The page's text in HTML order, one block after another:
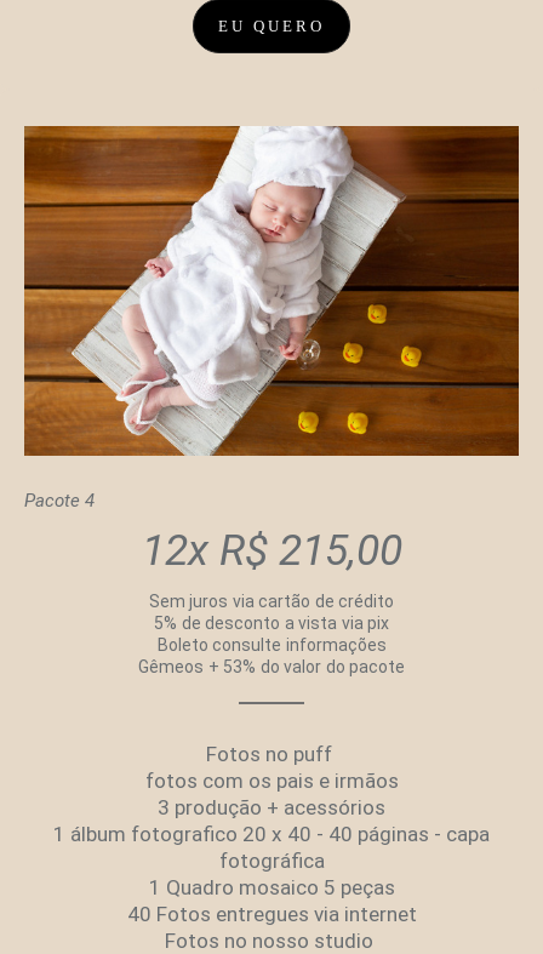
EU QUERO
Pacote 4
12x R$ 215,00
Sem juros via cartão de crédito
5% de desconto a vista via pix
Boleto consulte informações
Gêmeos + 53% do valor do pacote
Fotos no puff
fotos com os pais e irmãos
3 produção + acessórios
1 álbum fotografico 20 x 40 - 40 páginas - capa
fotográfica
1 Quadro mosaico 5 peças
40 Fotos entregues via internet
Fotos no nosso studio